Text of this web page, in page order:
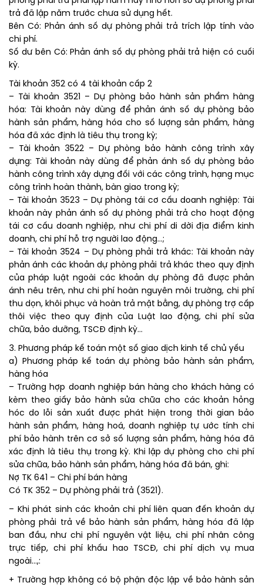
trả đã lập năm trước chưa sử dụng hết.
Bên Có: Phản ánh số dự phòng phải trả trích lập tính vào
chi phí.
Số dư bên Có: Phản ánh số dự phòng phải trả hiện có cuối
kỳ.
Tài khoản 352 có 4 tài khoản cấp 2
– Tài khoản 3521 – Dự phòng bảo hành sản phẩm hàng
hóa: Tài khoản này dùng để phản ánh số dự phòng bảo
hành sản phẩm, hàng hóa cho số lượng sản phẩm, hàng
hóa đã xác định là tiêu thụ trong kỳ;
– Tài khoản 3522 – Dự phòng bảo hành công trình xây
dựng: Tài khoản này dùng để phản ánh số dự phòng bảo
hành công trình xây dựng đối với các công trình, hạng mục
công trình hoàn thành, bàn giao trong kỳ;
– Tài khoản 3523 – Dự phòng tái cơ cấu doanh nghiệp: Tài
khoản này phản ánh số dự phòng phải trả cho hoạt động
tái cơ cấu doanh nghiệp, như chi phí di dời địa điểm kinh
doanh, chi phí hỗ trợ người lao động…;
– Tài khoản 3524 – Dự phòng phải trả khác: Tài khoản này
phản ánh các khoản dự phòng phải trả khác theo quy định
của pháp luật ngoài các khoản dự phòng đã được phản
ánh nêu trên, như chi phí hoàn nguyên môi trường, chi phí
thu dọn, khôi phục và hoàn trả mặt bằng, dự phòng trợ cấp
thôi việc theo quy định của Luật lao động, chi phí sửa
chữa, bảo dưỡng, TSCĐ định kỳ…
3. Phương pháp kế toán một số giao dịch kinh tế chủ yếu
a) Phương pháp kế toán dự phòng bảo hành sản phẩm,
hàng hóa
– Trường hợp doanh nghiệp bán hàng cho khách hàng có
kèm theo giấy bảo hành sửa chữa cho các khoản hỏng
hóc do lỗi sản xuất được phát hiện trong thời gian bảo
hành sản phẩm, hàng hoá, doanh nghiệp tự ước tính chi
phí bảo hành trên cơ sở số lượng sản phẩm, hàng hóa đã
xác định là tiêu thụ trong kỳ. Khi lập dự phòng cho chi phí
sửa chữa, bảo hành sản phẩm, hàng hóa đã bán, ghi:
Nợ TK 641 – Chi phí bán hàng
Có TK 352 – Dự phòng phải trả (3521).
– Khi phát sinh các khoản chi phí liên quan đến khoản dự
phòng phải trả về bảo hành sản phẩm, hàng hóa đã lập
ban đầu, như chi phí nguyên vật liệu, chi phí nhân công
trực tiếp, chi phí khấu hao TSCĐ, chi phí dịch vụ mua
ngoài…,:
+ Trường hợp không có bộ phận độc lập về bảo hành sản